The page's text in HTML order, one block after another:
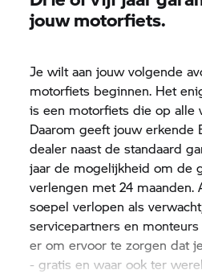
jouw motorfiets.
Je wilt aan jouw volgende
motorfiets beginnen. Het
is een motorfiets die op alle
Daarom geeft jouw erkende
dealer naast de standaard
jaar de mogelijkheid om de
verlengen met 24 maanden.
soepel verlopen als
servicepartners en monteurs
er om ervoor te zorgen dat
- gratis en waar ook ter